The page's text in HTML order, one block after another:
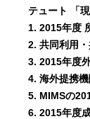
テュート 「
1. 2015年度
2. 共同利用
3. 2015年度
4. 海外提携機
5. MIMSの
6. 2015年度